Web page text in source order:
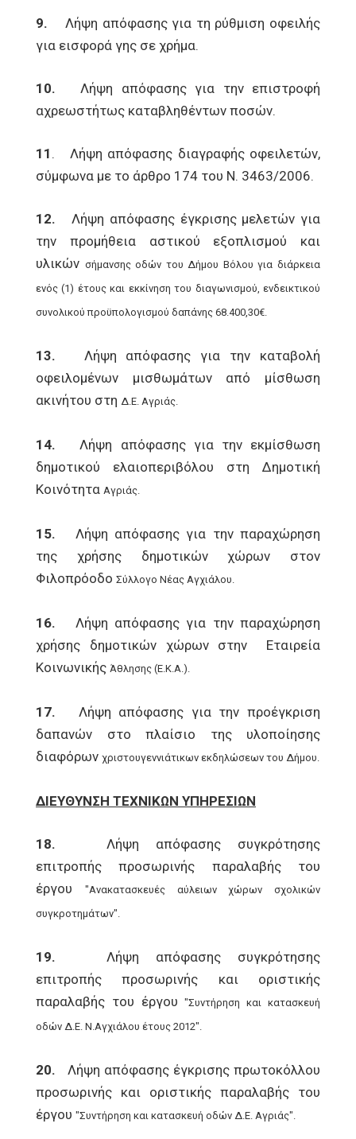
9. Λήψη απόφασης για τη ρύθμιση οφειλής
για εισφορά γης σε χρήμα.
10. Λήψη απόφασης για την επιστροφή
αχρεωστήτως καταβληθέντων ποσών.
11 . Λήψη απόφασης διαγραφής οφειλετών,
σύμφωνα με το άρθρο 174 του Ν. 3463/2006.
12. Λήψη απόφασης έγκρισης μελετών για
την προμήθεια αστικού εξοπλισμού και
υλικών σήμανσης οδών του Δήμου Βόλου για διάρκεια
ενός (1) έτους και εκκίνηση του διαγωνισμού, ενδεικτικού
συνολικού προϋπολογισμού δαπάνης 68.400,30€.
13. Λήψη απόφασης για την καταβολή
οφειλομένων μισθωμάτων από μίσθωση
ακινήτου στη Δ.Ε. Αγριάς.
14. Λήψη απόφασης για την εκμίσθωση
δημοτικού ελαιοπεριβόλου στη Δημοτική
Κοινότητα Αγριάς.
15. Λήψη απόφασης για την παραχώρηση
της χρήσης δημοτικών χώρων στον
Φιλοπρόοδο Σύλλογο Νέας Αγχιάλου.
16. Λήψη απόφασης για την παραχώρηση
χρήσης δημοτικών χώρων στην Εταιρεία
Κοινωνικής Άθλησης (Ε.Κ.Α.).
17. Λήψη απόφασης για την προέγκριση
δαπανών στο πλαίσιο της υλοποίησης
διαφόρων χριστουγεννιάτικων εκδηλώσεων του Δήμου.
ΔΙΕΥΘΥΝΣΗ ΤΕΧΝΙΚΩΝ ΥΠΗΡΕΣΙΩΝ
18. Λήψη απόφασης συγκρότησης
επιτροπής προσωρινής παραλαβής του
έργου
"Ανακατασκευές αύλειων χώρων σχολικών
συγκροτημάτων".
19. Λήψη απόφασης συγκρότησης
επιτροπής προσωρινής και οριστικής
παραλαβής του έργου"Συντήρηση και κατασκευή
οδών Δ.Ε. Ν.Αγχιάλου έτους 2012".
20. Λήψη απόφασης έγκρισης πρωτοκόλλου
προσωρινής και οριστικής παραλαβής του
έργου "Συντήρηση και κατασκευή οδών Δ.Ε. Αγριάς".